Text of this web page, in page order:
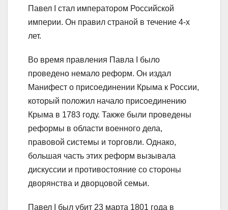
Павел I стал императором Российской
империи. Он правил страной в течение 4-х
лет.
Во время правления Павла I было
проведено немало реформ. Он издал
Манифест о присоединении Крыма к России,
который положил начало присоединению
Крыма в 1783 году. Также были проведены
реформы в области военного дела,
правовой системы и торговли. Однако,
большая часть этих реформ вызывала
дискуссии и противостояние со стороны
дворянства и дворцовой семьи.
Павел I был убит 23 марта 1801 года в